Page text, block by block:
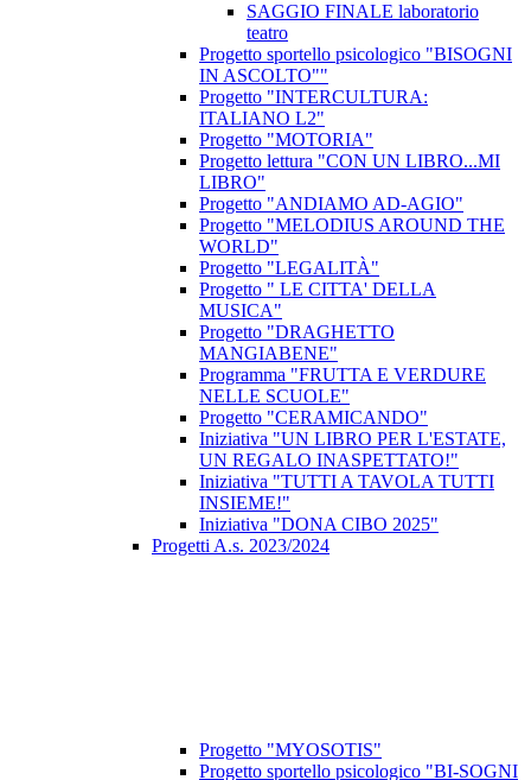
SAGGIO FINALE laboratorio
teatro
Progetto sportello psicologico "BISOGNI
IN ASCOLTO""
Progetto "INTERCULTURA:
ITALIANO L2"
Progetto "MOTORIA"
Progetto lettura "CON UN LIBRO...MI
LIBRO"
Progetto "ANDIAMO AD-AGIO"
Progetto "MELODIUS AROUND THE
WORLD"
Progetto "LEGALITÀ"
Progetto " LE CITTA' DELLA
MUSICA"
Progetto "DRAGHETTO
MANGIABENE"
Programma "FRUTTA E VERDURE
NELLE SCUOLE"
Progetto "CERAMICANDO"
Iniziativa "UN LIBRO PER L'ESTATE,
UN REGALO INASPETTATO!"
Iniziativa "TUTTI A TAVOLA TUTTI
INSIEME!"
Iniziativa "DONA CIBO 2025"
Progetti A.s. 2023/2024
Progetto "MYOSOTIS"
Progetto sportello psicologico "BI-SOGNI